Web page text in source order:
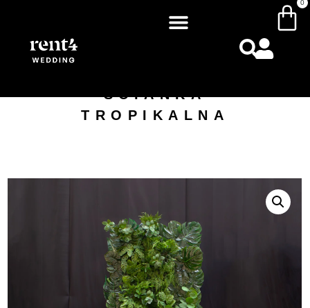
0
ŚCIANKA
TROPIKALNA